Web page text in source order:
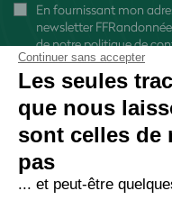
En fournissant mon
newsletter
denotre politique de
Continuer sans accepter
Les seules
que nous
sont celles de
pas
... et peut-être